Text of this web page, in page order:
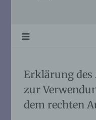
Erklärung
zur
dem rechten